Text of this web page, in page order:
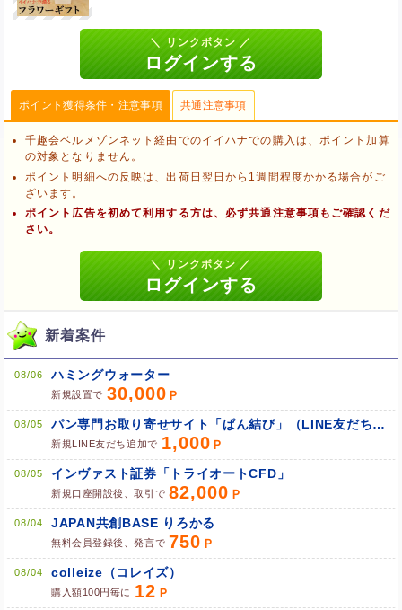
ポイント獲得条件・注意事項 共通注意事項
千趣会ベルメゾンネット経由でのイイハナでの購入は、ポイント加算
の対象となりません。
ポイント明細への反映は、出荷日翌日から1週間程度かかる場合がご
ざいます。
ポイント広告を初めて利用する方は、必ず共通注意事項もご確認くだ
さい。
ブラウザのクッキー情報を削除する
ブラウザのアプリ、ウィンドウ、タブを閉じる
他のサイトにアクセスする
ブラウザのクッキー情報を全て削除してブラウザを再起動
ポケマNetにログインして「ポイント対象リンク」からポイント
新着案件
08/06 ハミングウォーター
新規設置で 30,000
08/05 パン専門お取り寄せサイト「ぱん結び」（LINE友だち追加）
新規LINE友だち追加で 1,000
08/05 インヴァスト証券「トライオートCFD」
新規口座開設後、取引で 82,000
08/04 JAPAN共創BASE りろかる
無料会員登録後、発言で 750
08/04 colleize（コレイズ）
購入額100円毎に 12